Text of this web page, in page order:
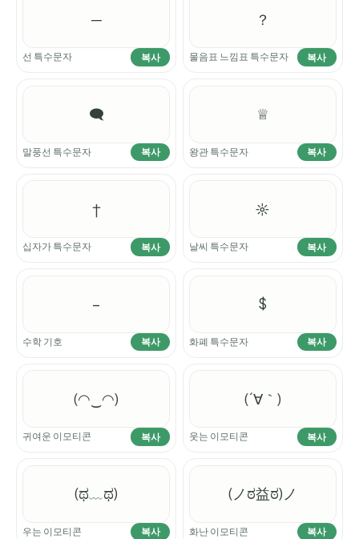
─
선 특수문자 복사
？
물음표 느낌표 특수문자 복사
🗨
말풍선 특수문자 복사
♕
왕관 특수문자 복사
†
십자가 특수문자 복사
☼
날씨 특수문자 복사
−
수학 기호 복사
$
화폐 특수문자 복사
(◠‿◠)
귀여운 이모티콘 복사
(´∀｀)
웃는 이모티콘 복사
(ಥ﹏ಥ)
우는 이모티콘 복사
(ノಠ益ಠ)ノ
화난 이모티콘 복사